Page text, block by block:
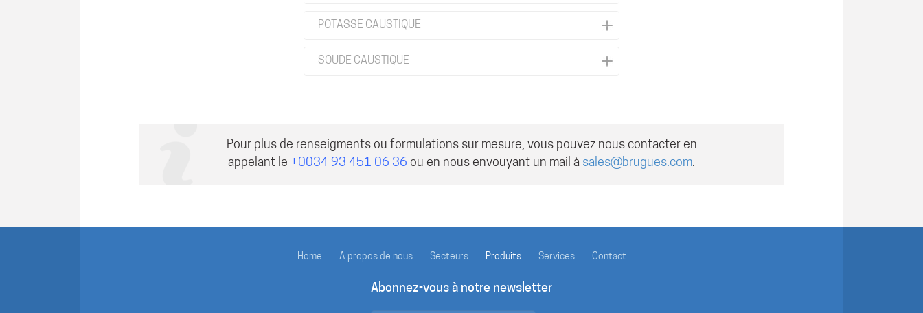
POTASSE CAUSTIQUE
SOUDE CAUSTIQUE
Pour plus de renseigments ou formulations sur mesure, vous pouvez nous contacter en
appelant le +0034 93 451 06 36 ou en nous envouyant un mail à sales@brugues.com.
Home À propos de nous Secteurs Produits Services Contact
Abonnez-vous à notre newsletter